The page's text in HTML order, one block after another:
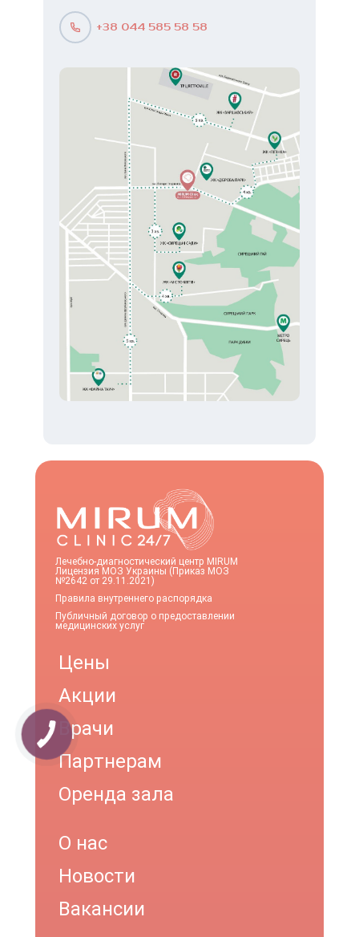
+38 044 585 58 58
Лечебно-диагностический центр MIRUM
Лицензия МОЗ Украины (Приказ МОЗ
№2642 от 29.11.2021)
Правила внутреннего распорядка
Публичный договор о предоставлении
медицинских услуг
Цены
Акции
Врачи
Партнерам
Оренда зала
О нас
Новости
Вакансии